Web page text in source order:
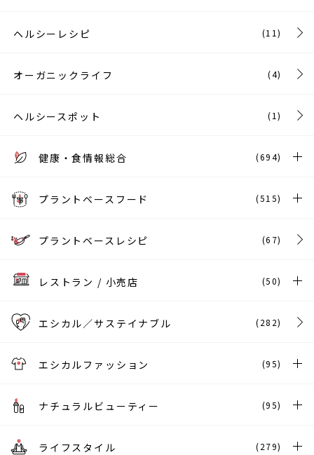
ヘルシーレシピ (11)
オーガニックライフ (4)
ヘルシースポット (1)
健康・食情報総合 (694)
プラントベースフード (515)
プラントベースレシピ (67)
レストラン / 小売店 (50)
エシカル／サステイナブル (282)
エシカルファッション (95)
ナチュラルビューティー (95)
ライフスタイル (279)